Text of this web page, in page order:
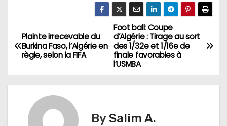
N
a
Foot ball: Coupe
d’Algérie : Tirage au sort
des 1/32e et 1/16e de
finale favorables à
l’USMBA
Plainte irrecevable du
Burkina Faso, l’Algérie en
règle, selon la FIFA
BySalim A.